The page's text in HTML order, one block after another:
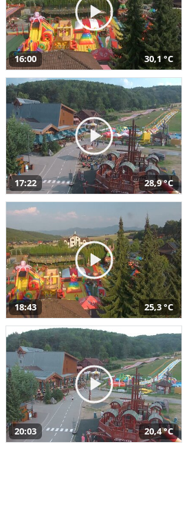
16:00 30,1 °C
17:22 28,9 °C
18:43 25,3 °C
20:03 20,4 °C